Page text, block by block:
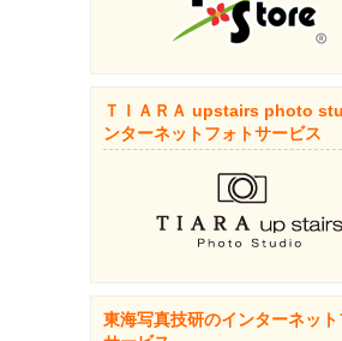
ＴＩＡＲＡ upstairs photo
ンターネットフォトサービス
東海写真技研のインターネット